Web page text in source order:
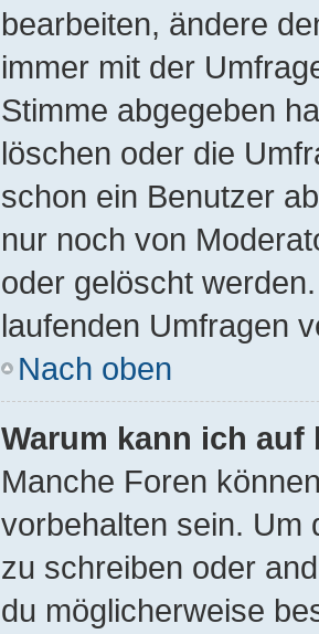
bearbeiten, ändere
immer mit der
Stimme abgegeben
löschen oder die
schon ein Benutzer
nur noch von
oder gelöscht
laufenden Umfragen
Nach oben
Warum kann ich
Manche Foren
vorbehalten sein. Um
zu schreiben oder
du möglicherweise